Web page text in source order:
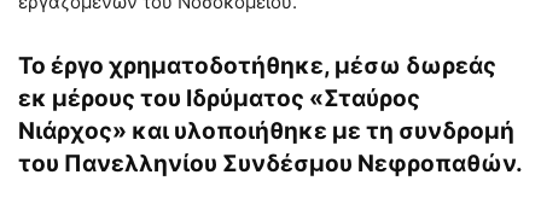
Το έργο χρηματοδοτήθηκε, μέσω δωρεάς
εκ μέρους του Ιδρύματος «Σταύρος
Νιάρχος» και υλοποιήθηκε με τη συνδρομή
του Πανελληνίου Συνδέσμου Νεφροπαθών.